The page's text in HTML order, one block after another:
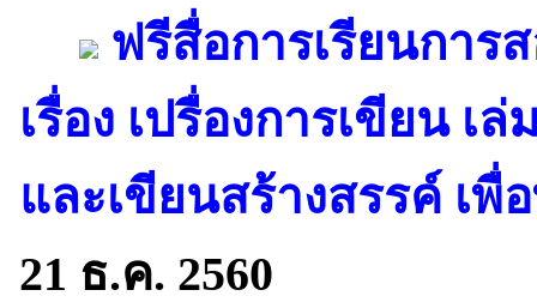
ฟรีสื่อการเรียนการ
เรื่อง เปรื่องการเขียน เ
และเขียนสร้างสรรค์ เพื่
21 ธ.ค. 2560